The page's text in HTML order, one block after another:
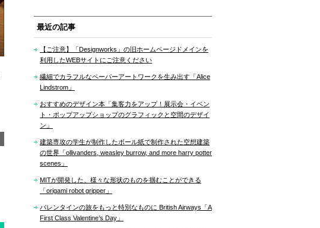
最近の記事
【ご注意】「Designworks」の旧ホームページドメインを
利用したWEBサイトにご注意ください
繊細でカラフルなペーパーアートワークを生み出す「Alice
Lindstrom」
おすすめのデザイン本「集客力をアップ！展示会・イベン
ト・ポップアップショップのグラフィックと空間のデザイ
ン」
建築専攻の学生が制作したボール紙で制作された空想建築
の世界「ollivanders, weasley burrow, and more harry potter
scenes」
MITが開発した、様々な形状のものを掴むことができる
「origami robot gripper」
バレンタインの旅をもっと特別なものに British Airways「A
First Class Valentine’s Day」